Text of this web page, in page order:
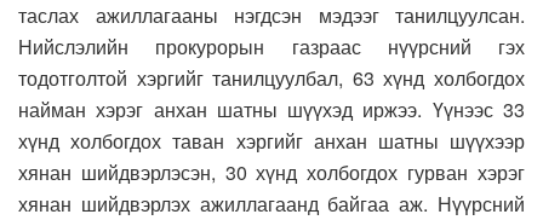
таслах ажиллагааны нэгдсэн мэдээг танилцуулсан.
Нийслэлийн прокурорын газраас нүүрсний гэх
тодотголтой хэргийг танилцуулбал, 63 хүнд холбогдох
найман хэрэг анхан шатны шүүхэд иржээ. Үүнээс 33
хүнд холбогдох таван хэргийг анхан шатны шүүхээр
хянан шийдвэрлэсэн, 30 хүнд холбогдох гурван хэрэг
хянан шийдвэрлэх ажиллагаанд байгаа аж. Нүүрсний